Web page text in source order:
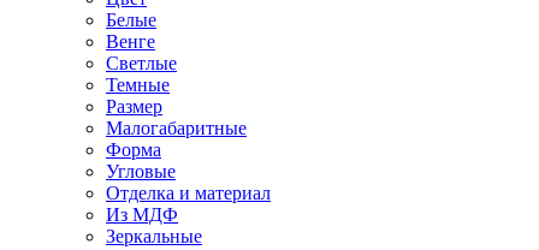
Белые
Венге
Светлые
Темные
Размер
Малогабаритные
Форма
Угловые
Отделка и материал
Из МДФ
Зеркальные